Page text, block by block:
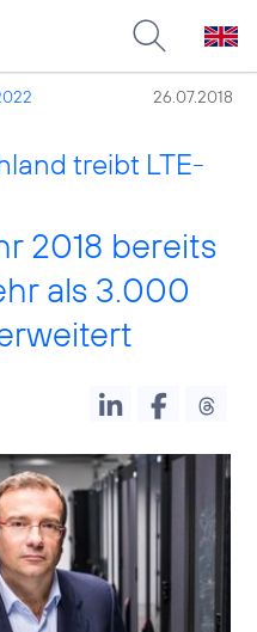
26.07.2018
treibt LTE-
2018 bereits
als 3.000